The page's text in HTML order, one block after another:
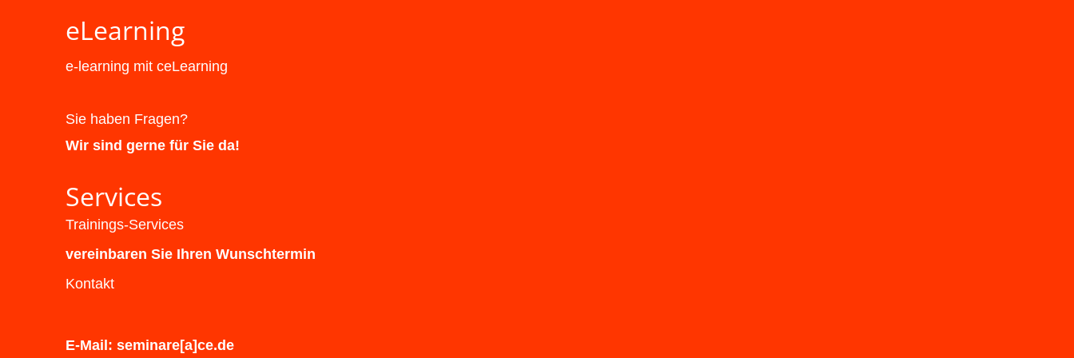
eLearning
e-learning mit ceLearning
Sie haben Fragen?
Wir sind gerne für Sie da!
Services
Trainings-Services
vereinbaren Sie Ihren Wunschtermin
Kontakt
E-Mail: seminare[a]ce.de